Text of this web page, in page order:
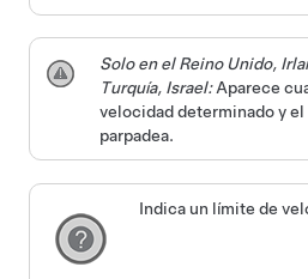
Solo en el Reino Unido,
Turquía, Israel:Aparece
velocidad determinado y
parpadea.
Indica un límite de